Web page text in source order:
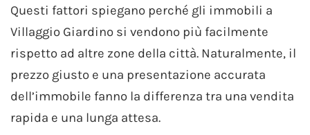
Questi fattori spiegano perché gli immobili a
Villaggio Giardino si vendono più facilmente
rispetto ad altre zone della città. Naturalmente, il
prezzo giusto e una presentazione accurata
dell’immobile fanno la differenza tra una vendita
rapida e una lunga attesa.